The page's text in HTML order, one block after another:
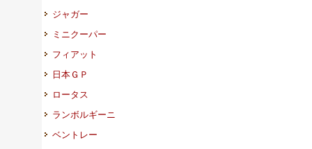
ジャガー
ミニクーパー
フィアット
日本ＧＰ
ロータス
ランボルギーニ
ベントレー